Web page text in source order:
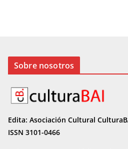
Sobre nosotros
Edita: Asociación Cultural
ISSN 3101-0466